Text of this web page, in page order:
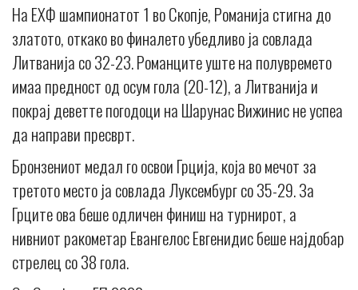
На ЕХФ шампионатот 1 во Скопје, Романија стигна до
златото, откако во финалето убедливо ја совлада
Литванија со 32-23. Романците уште на полувремето
имаа предност од осум гола (20-12), а Литванија и
покрај деветте погодоци на Шарунас Вижинис не успеа
да направи пресврт.
Бронзениот медал го освои Грција, која во мечот за
третото место ја совлада Луксембург со 35-29. За
Грците ова беше одличен финиш на турнирот, а
нивниот ракометар Евангелос Евгенидис беше најдобар
стрелец со 38 гола.